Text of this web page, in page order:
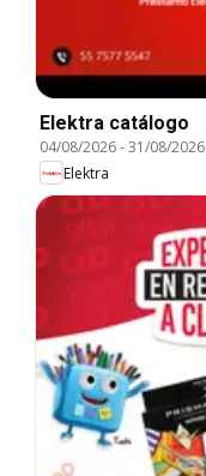
Elektra catálogo
04/08/2026-31/08/2026
Elektra